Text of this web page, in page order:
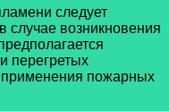
следует
случае возникновения
перегретых
применения пожарных